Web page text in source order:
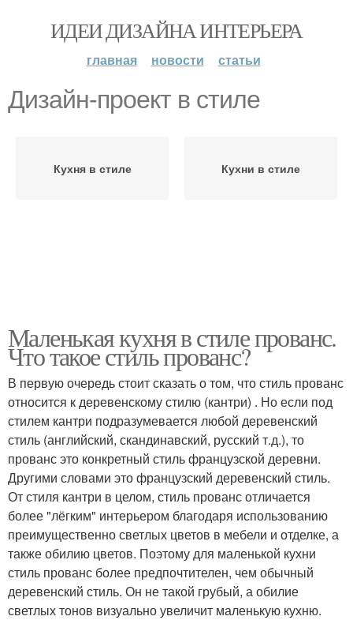
ИДЕИ ДИЗАЙНА ИНТЕРЬЕРА
главная новости статьи
Дизайн-проект в стиле
Кухня в стиле Кухни в стиле
Маленькая кухня в стиле прованс.
Что такое стиль прованс?
В первую очередь стоит сказать о том, что стиль прованс
относится к деревенскому стилю (кантри) . Но если под
стилем кантри подразумевается любой деревенский
стиль (английский, скандинавский, русский т.д.), то
прованс это конкретный стиль французской деревни.
Другими словами это французский деревенский стиль.
От стиля кантри в целом, стиль прованс отличается
более "лёгким" интерьером благодаря использованию
преимущественно светлых цветов в мебели и отделке, а
также обилию цветов. Поэтому для маленькой кухни
стиль прованс более предпочтителен, чем обычный
деревенский стиль. Он не такой грубый, а обилие
светлых тонов визуально увеличит маленькую кухню.